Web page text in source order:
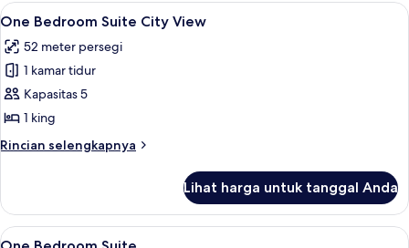
Lihat
semua
foto
untuk
One
Bedroom
Suite
City
One Bedroom Suite City View |
20
One Bedroom Suite City View
52 meter persegi
1 kamar tidur
Kapasitas 5
1 king
Rincian selengkapnya
Rincian
One
Bedroom
Suite
Lihat harga untuk tanggal Anda
Lihat
One Bedroom Suite | Brankas, meja
6